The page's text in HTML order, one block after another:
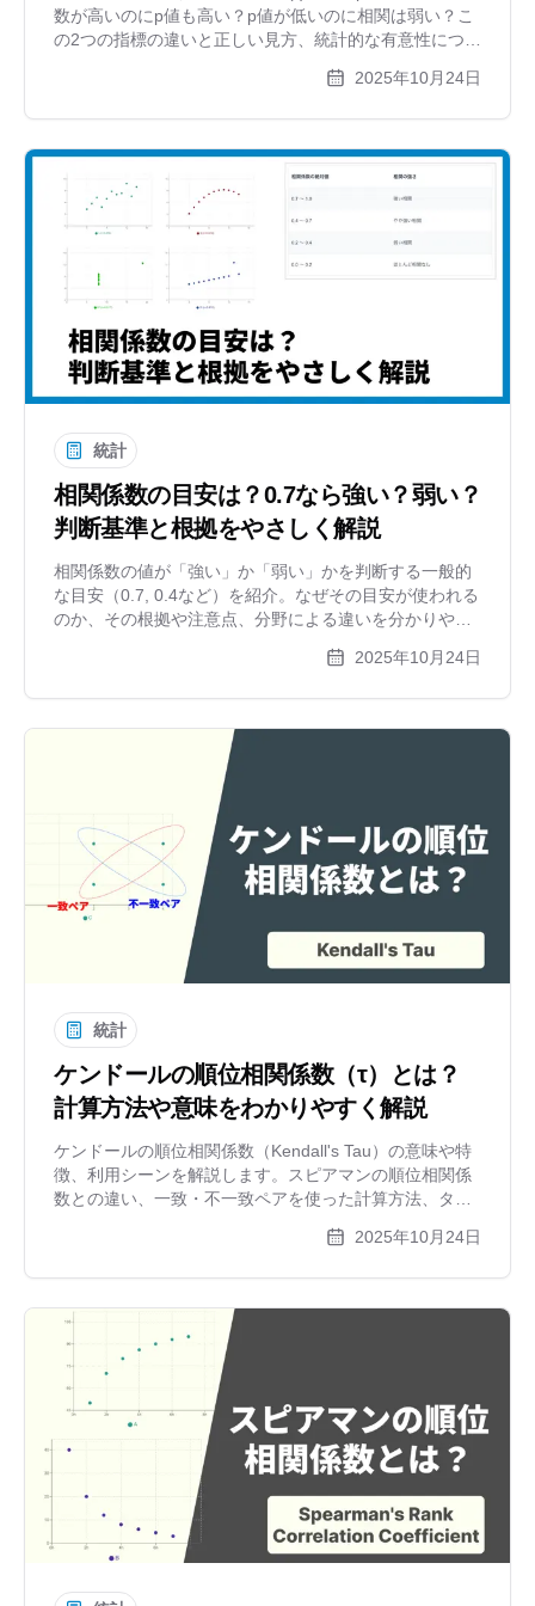
数が高いのにp値も高い？p値が低いのに相関は弱い？こ
の2つの指標の違いと正しい見方、統計的な有意性につい
2025年10月24日
統計
相関係数の目安は？0.7なら強い？弱い？
判断基準と根拠をやさしく解説
相関係数の値が「強い」か「弱い」かを判断する一般的
な目安（0.7, 0.4など）を紹介。なぜその目安が使われる
のか、その根拠や注意点、分野による違いを分かりやす
2025年10月24日
統計
ケンドールの順位相関係数（τ）とは？
計算方法や意味をわかりやすく解説
ケンドールの順位相関係数（Kendall's Tau）の意味や特
徴、利用シーンを解説します。スピアマンの順位相関係
数との違い、一致・不一致ペアを使った計算方法、タイ
明。順位データの相関を見る方法を学びましょう。
2025年10月24日